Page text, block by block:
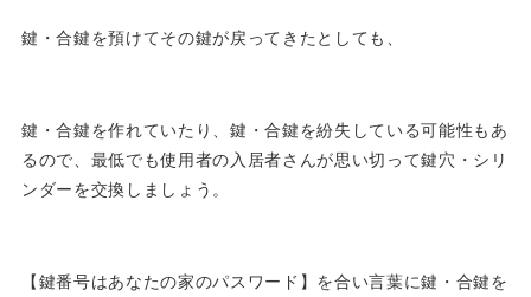
鍵・合鍵を預けてその鍵が戻ってきたとしても、
鍵・合鍵を作れていたり、鍵・合鍵を紛失している可能性もあ
るので、最低でも使用者の入居者さんが思い切って鍵穴・シリ
ンダーを交換しましょう。
【鍵番号はあなたの家のパスワード】を合い言葉に鍵・合鍵を